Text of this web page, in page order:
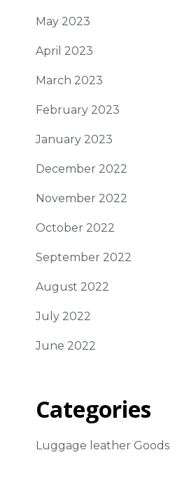
May 2023
April 2023
March 2023
February 2023
January 2023
December 2022
November 2022
October 2022
September 2022
August 2022
July 2022
June 2022
Categories
Luggage leather Goods